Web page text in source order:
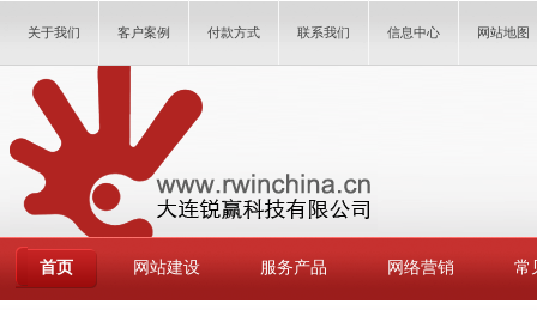
关于我们 客户案例 付款方式 联系我们 信息中心 网站地图
首页 网站建设 服务产品 网络营销 常